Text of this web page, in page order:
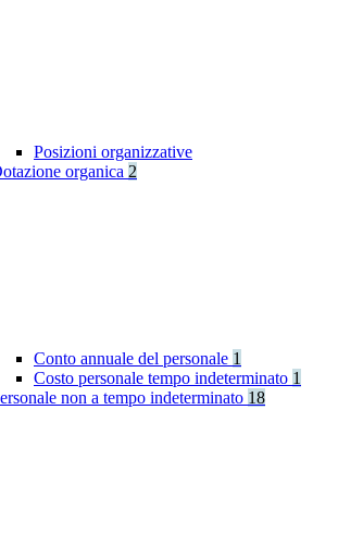
Posizioni organizzative
organica 2
Conto annuale del personale 1
Costo personale tempo indeterminato 1
non a tempo indeterminato 18